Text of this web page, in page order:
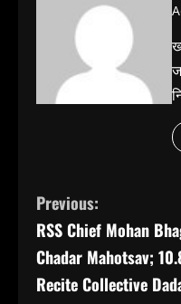
C
o
n
Previous:
RSS Chief Mohan
Chadar Mahotsav;
Recite Collective